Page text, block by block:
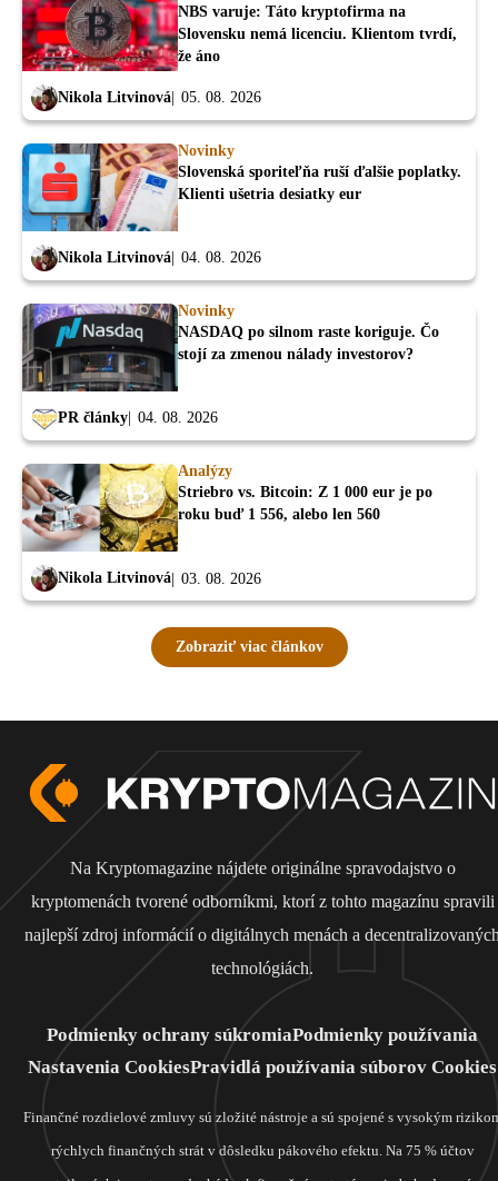
NBS varuje: Táto kryptofirma na
Slovensku nemá licenciu. Klientom tvrdí,
že áno
Nikola Litvinová 05. 08. 2026
Novinky
Slovenská sporiteľňa ruší ďalšie poplatky.
Klienti ušetria desiatky eur
Nikola Litvinová 04. 08. 2026
Novinky
NASDAQ po silnom raste koriguje. Čo
stojí za zmenou nálady investorov?
PR články 04. 08. 2026
Analýzy
Striebro vs. Bitcoin: Z 1 000 eur je po
roku buď 1 556, alebo len 560
Nikola Litvinová 03. 08. 2026
Zobraziť viac článkov
Na Kryptomagazine nájdete originálne spravodajstvo o
kryptomenách tvorené odborníkmi, ktorí z tohto magazínu spravili
najlepší zdroj informácií o digitálnych menách a
technológiách.
Podmienky ochrany súkromiaPodmienky používania
Nastavenia CookiesPravidlá používania súborov Cookies
Finančné rozdielové zmluvy sú zložité nástroje a sú spojené s vysokým
rýchlych finančných strát v dôsledku pákového efektu. Na 75 % účtov